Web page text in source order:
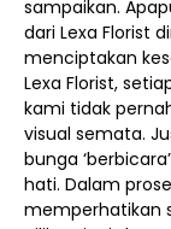
sampaikan.
dari Lexa Florist
menciptakan
Lexa Florist,
kami tidak
visual semata.
bunga
hati. Dalam
memperhatikan